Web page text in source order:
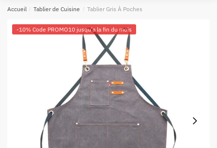
Accueil / Tablier de Cuisine / Tablier Gris À Poches
-10% Code PROMO10 jusqu'a la fin du mois